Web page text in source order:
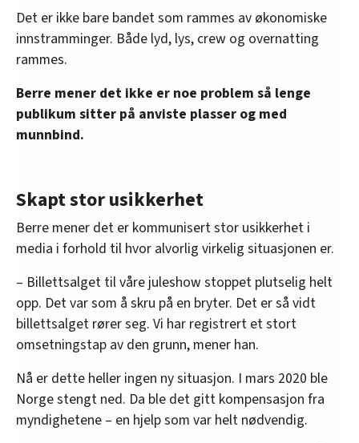
Det er ikke bare bandet som rammes av økonomiske
innstramminger. Både lyd, lys, crew og overnatting
rammes.
Berre mener det ikke er noe problem så lenge
publikum sitter på anviste plasser og med
munnbind.
Skapt stor usikkerhet
Berre mener det er kommunisert stor usikkerhet i
media i forhold til hvor alvorlig virkelig situasjonen er.
– Billettsalget til våre juleshow stoppet plutselig helt
opp. Det var som å skru på en bryter. Det er så vidt
billettsalget rører seg. Vi har registrert et stort
omsetningstap av den grunn, mener han.
Nå er dette heller ingen ny situasjon. I mars 2020 ble
Norge stengt ned. Da ble det gitt kompensasjon fra
myndighetene – en hjelp som var helt nødvendig.